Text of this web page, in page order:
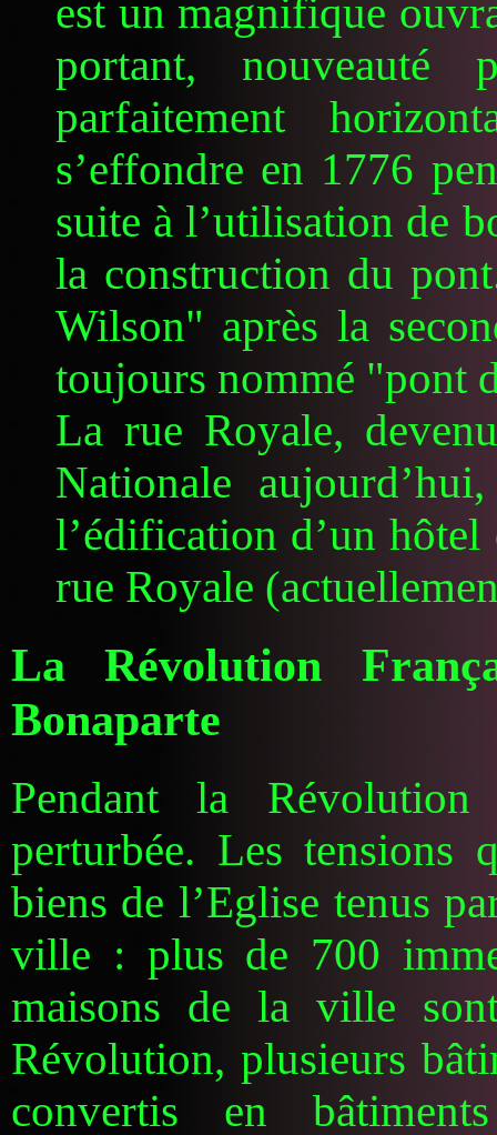
est un magnifique
portant, nouveauté
parfaitement
s’effondre en 1776
suite à l’utilisation de
la construction du
Wilson" après la
toujours nommé "pont
La rue Royale,
Nationale
l’édification d’un
rue Royale
La Révolution
Bonaparte
Pendant la
perturbée. Les tensions
biens de l’Eglise tenus
ville : plus de 700
maisons de la ville
Révolution, plusieurs
convertis en